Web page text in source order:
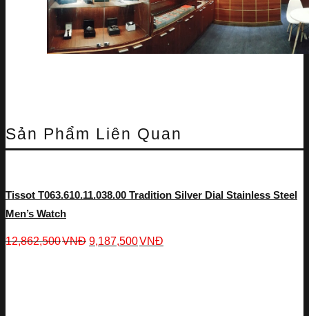
Sản Phẩm Liên Quan
Tissot T063.610.11.038.00 Tradition Silver Dial Stainless Steel
Men’s Watch
12,862,500VNĐ 9,187,500VNĐ